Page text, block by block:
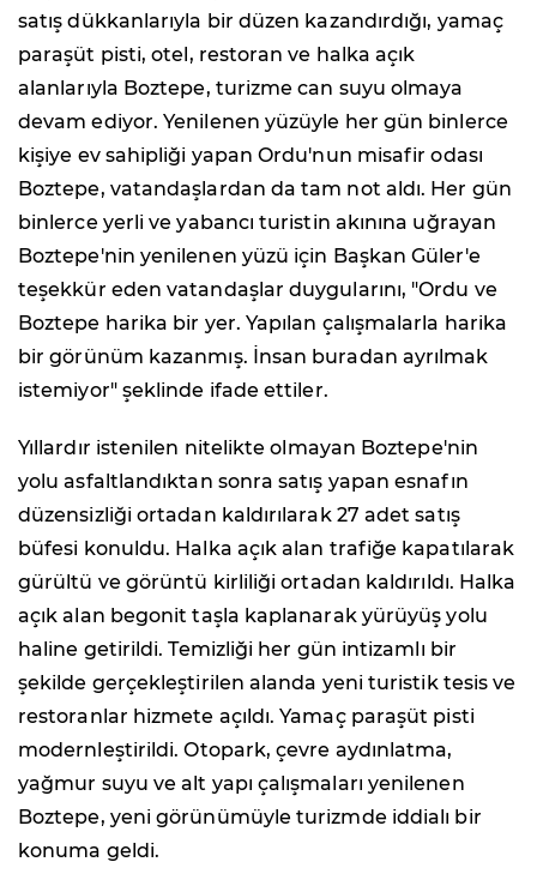
satış dükkanlarıyla bir düzen kazandırdığı, yamaç
paraşüt pisti, otel, restoran ve halka açık
alanlarıyla Boztepe, turizme can suyu olmaya
devam ediyor. Yenilenen yüzüyle her gün binlerce
kişiye ev sahipliği yapan Ordu'nun misafir odası
Boztepe, vatandaşlardan da tam not aldı. Her gün
binlerce yerli ve yabancı turistin akınına uğrayan
Boztepe'nin yenilenen yüzü için Başkan Güler'e
teşekkür eden vatandaşlar duygularını, "Ordu ve
Boztepe harika bir yer. Yapılan çalışmalarla harika
bir görünüm kazanmış. İnsan buradan ayrılmak
istemiyor" şeklinde ifade ettiler.
Yıllardır istenilen nitelikte olmayan Boztepe'nin
yolu asfaltlandıktan sonra satış yapan esnafın
düzensizliği ortadan kaldırılarak 27 adet satış
büfesi konuldu. Halka açık alan trafiğe kapatılarak
gürültü ve görüntü kirliliği ortadan kaldırıldı. Halka
açık alan begonit taşla kaplanarak yürüyüş yolu
haline getirildi. Temizliği her gün intizamlı bir
şekilde gerçekleştirilen alanda yeni turistik tesis ve
restoranlar hizmete açıldı. Yamaç paraşüt pisti
modernleştirildi. Otopark, çevre aydınlatma,
yağmur suyu ve alt yapı çalışmaları yenilenen
Boztepe, yeni görünümüyle turizmde iddialı bir
konuma geldi.